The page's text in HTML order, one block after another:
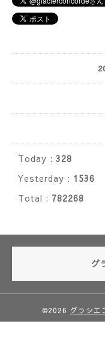
Today : 328
Yesterday : 1536
Total : 782268
グ
©2026 グラシエ